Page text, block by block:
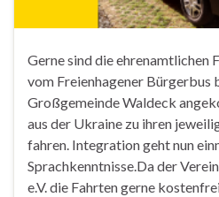
Gerne sind die ehrenamtlichen
vom Freienhagener Bürgerbus
Großgemeinde Waldeck
aus der Ukraine zu ihren
fahren. Integration geht nun
Sprachkenntnisse.Da der
e.V. die Fahrten gerne